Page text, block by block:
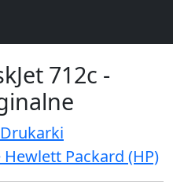
712c -
Packard (HP)